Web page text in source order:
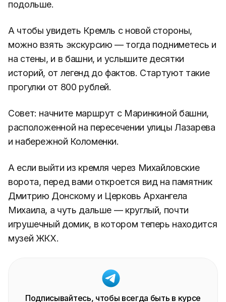
кремлёвских пространств, здесь не чувствуешь
подольше.
А чтобы увидеть Кремль с новой стороны,
можно взять экскурсию — тогда подниметесь и
на стены, и в башни, и услышите десятки
прогулки от 800 рублей.
Совет: начните маршрут с Маринкиной башни,
и набережной Коломенки.
А если выйти из кремля через Михайловские
ворота, перед вами откроется вид на памятник
Дмитрию Донскому и Церковь Архангела
Михаила, а чуть дальше — круглый, почти